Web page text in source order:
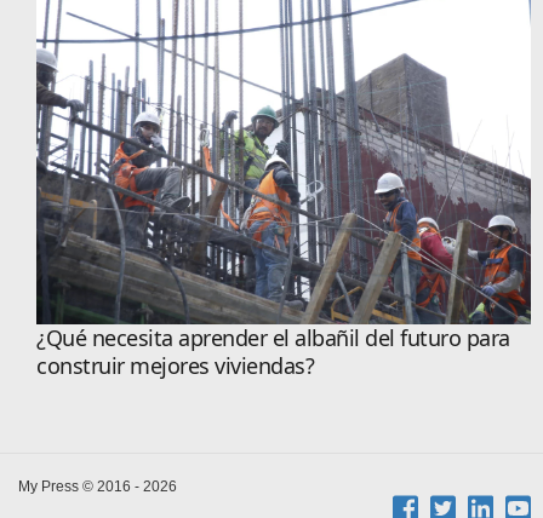
¿Qué necesita aprender el albañil del futuro para
construir mejores viviendas?
My Press © 2016 - 2026